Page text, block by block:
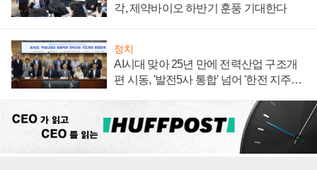
각, 제약바이오 하반기 훈풍 기대한다
정치
AI시대 맞아 25년 만에 전력산업 구조개
편 시동, '발전5사 통합' 넘어 '한전 지주사'